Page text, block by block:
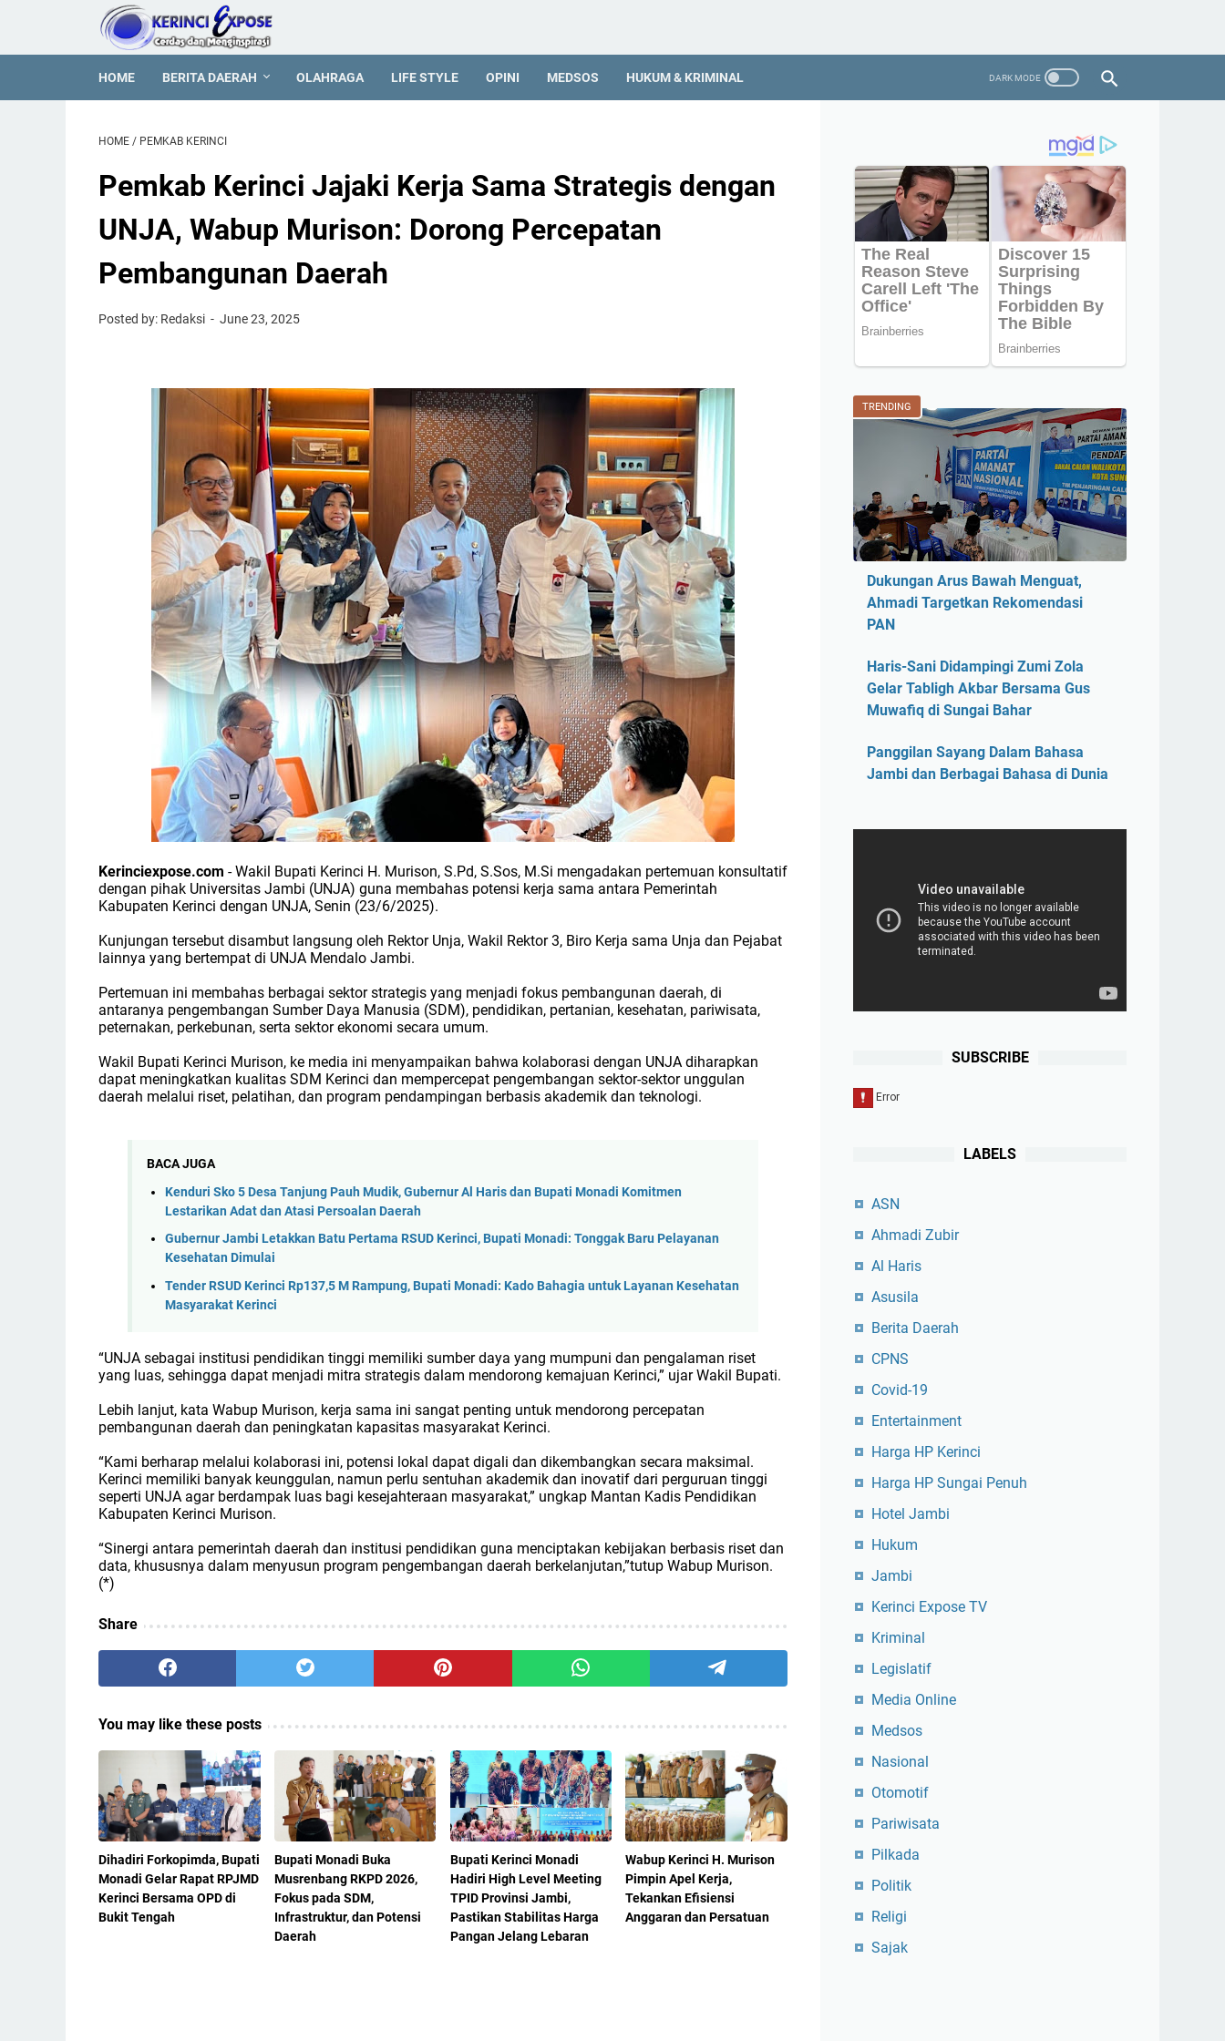
HOME BERITA DAERAH OLAHRAGA LIFE STYLE OPINI MEDSOS HUKUM & KRIMINAL
HOME / PEMKAB KERINCI
Pemkab Kerinci Jajaki Kerja Sama Strategis dengan
UNJA, Wabup Murison: Dorong Percepatan
Pembangunan Daerah
Posted by: Redaksi June 23, 2025
Kerinciexpose.com - Wakil Bupati Kerinci H. Murison, S.Pd, S.Sos, M.Si mengadakan pertemuan konsultatif
dengan pihak Universitas Jambi (UNJA) guna membahas potensi kerja sama antara Pemerintah
Kabupaten Kerinci dengan UNJA, Senin (23/6/2025).
Kunjungan tersebut disambut langsung oleh Rektor Unja, Wakil Rektor 3, Biro Kerja sama Unja dan Pejabat
lainnya yang bertempat di UNJA Mendalo Jambi.
Pertemuan ini membahas berbagai sektor strategis yang menjadi fokus pembangunan daerah, di
antaranya pengembangan Sumber Daya Manusia (SDM), pendidikan, pertanian, kesehatan, pariwisata,
peternakan, perkebunan, serta sektor ekonomi secara umum.
Wakil Bupati Kerinci Murison, ke media ini menyampaikan bahwa kolaborasi dengan UNJA diharapkan
dapat meningkatkan kualitas SDM Kerinci dan mempercepat pengembangan sektor-sektor unggulan
daerah melalui riset, pelatihan, dan program pendampingan berbasis akademik dan teknologi.
BACA JUGA
Kenduri Sko 5 Desa Tanjung Pauh Mudik, Gubernur Al Haris dan Bupati Monadi Komitmen
Lestarikan Adat dan Atasi Persoalan Daerah
Gubernur Jambi Letakkan Batu Pertama RSUD Kerinci, Bupati Monadi: Tonggak Baru Pelayanan
Kesehatan Dimulai
Tender RSUD Kerinci Rp137,5 M Rampung, Bupati Monadi: Kado Bahagia untuk Layanan Kesehatan
Masyarakat Kerinci
“UNJA sebagai institusi pendidikan tinggi memiliki sumber daya yang mumpuni dan pengalaman riset
yang luas, sehingga dapat menjadi mitra strategis dalam mendorong kemajuan Kerinci,” ujar Wakil Bupati.
Lebih lanjut, kata Wabup Murison, kerja sama ini sangat penting untuk mendorong percepatan
pembangunan daerah dan peningkatan kapasitas masyarakat Kerinci.
“Kami berharap melalui kolaborasi ini, potensi lokal dapat digali dan dikembangkan secara maksimal.
Kerinci memiliki banyak keunggulan, namun perlu sentuhan akademik dan inovatif dari perguruan tinggi
seperti UNJA agar berdampak luas bagi kesejahteraan masyarakat,” ungkap Mantan Kadis Pendidikan
Kabupaten Kerinci Murison.
“Sinergi antara pemerintah daerah dan institusi pendidikan guna menciptakan kebijakan berbasis riset dan
data, khususnya dalam menyusun program pengembangan daerah berkelanjutan,”tutup Wabup Murison.
(*)
Share
You may like these posts
Dihadiri Forkopimda, Bupati
Monadi Gelar Rapat RPJMD
Kerinci Bersama OPD di
Bukit Tengah
Bupati Monadi Buka
Musrenbang RKPD 2026,
Fokus pada SDM,
Infrastruktur, dan Potensi
Daerah
Bupati Kerinci Monadi
Hadiri High Level Meeting
TPID Provinsi Jambi,
Pastikan Stabilitas Harga
Pangan Jelang Lebaran
Wabup Kerinci H. Murison
Pimpin Apel Kerja,
Tekankan Efisiensi
Anggaran dan Persatuan
TRENDING
Dukungan Arus Bawah Menguat,
Ahmadi Targetkan Rekomendasi
PAN
Haris-Sani Didampingi Zumi Zola
Gelar Tabligh Akbar Bersama Gus
Muwafiq di Sungai Bahar
Panggilan Sayang Dalam Bahasa
Jambi dan Berbagai Bahasa di Dunia
SUBSCRIBE
LABELS
ASN
Ahmadi Zubir
Al Haris
Asusila
Berita Daerah
CPNS
Covid-19
Entertainment
Harga HP Kerinci
Harga HP Sungai Penuh
Hotel Jambi
Hukum
Jambi
Kerinci Expose TV
Kriminal
Legislatif
Media Online
Medsos
Nasional
Otomotif
Pariwisata
Pilkada
Politik
Religi
Sajak